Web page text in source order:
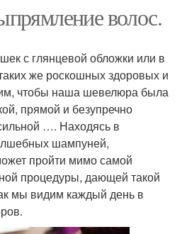
волос.
с глянцевой обложки или в
же роскошных здоровых и
чтобы наша шевелюра была
прямой и безупречно
…. Находясь в
шампуней,
пройти мимо самой
процедуры, дающей такой
мы видим каждый день в